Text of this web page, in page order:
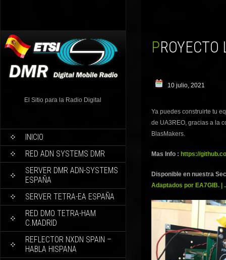
El Sitio para la Radio Digital
INICIO
RED ADN SYSTEMS DMR
SERVER DMR ADN-SYSTEMS
ESPAÑA
SERVER TETRA-EA ESPAÑA
RED DMO TETRA-HAM
C.MADRID
REFLECTOR NXDN SPAIN –
HABLA HISPANA
10 julio, 2021
Ya puedes construirte tu
de UA3REO, gracias a la
BlasMakers.
Mas Info : https://
Disponible en nuestra
Adaptados por EA7GIB.